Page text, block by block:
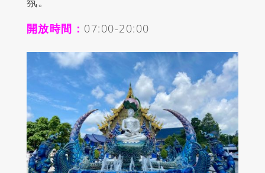
開放時間： 07:00-20:00